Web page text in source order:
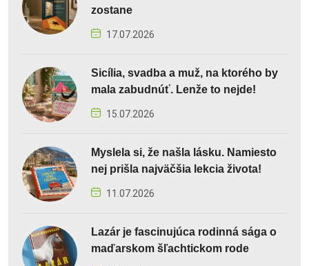
zostane
17.07.2026
Sicília, svadba a muž, na ktorého by
mala zabudnúť. Lenže to nejde!
15.07.2026
Myslela si, že našla lásku. Namiesto
nej prišla najväčšia lekcia života!
11.07.2026
Lazár je fascinujúca rodinná sága o
maďarskom šľachtickom rode